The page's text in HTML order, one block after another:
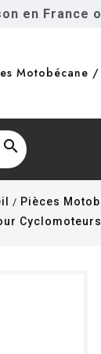
en France
Motobécane /

Pièces